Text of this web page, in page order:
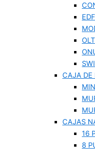
OLT
CAJA DE
CAJAS
16
8